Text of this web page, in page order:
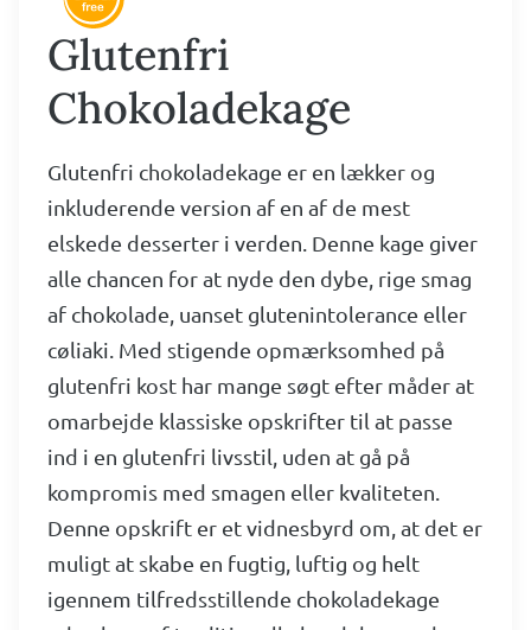
Glutenfri
Chokoladekage
Glutenfri chokoladekage er en lækker og
inkluderende version af en af de mest
elskede desserter i verden. Denne kage giver
alle chancen for at nyde den dybe, rige smag
af chokolade, uanset glutenintolerance eller
cøliaki. Med stigende opmærksomhed på
glutenfri kost har mange søgt efter måder at
omarbejde klassiske opskrifter til at passe
ind i en glutenfri livsstil, uden at gå på
kompromis med smagen eller kvaliteten.
Denne opskrift er et vidnesbyrd om, at det er
muligt at skabe en fugtig, luftig og helt
igennem tilfredsstillende chokoladekage